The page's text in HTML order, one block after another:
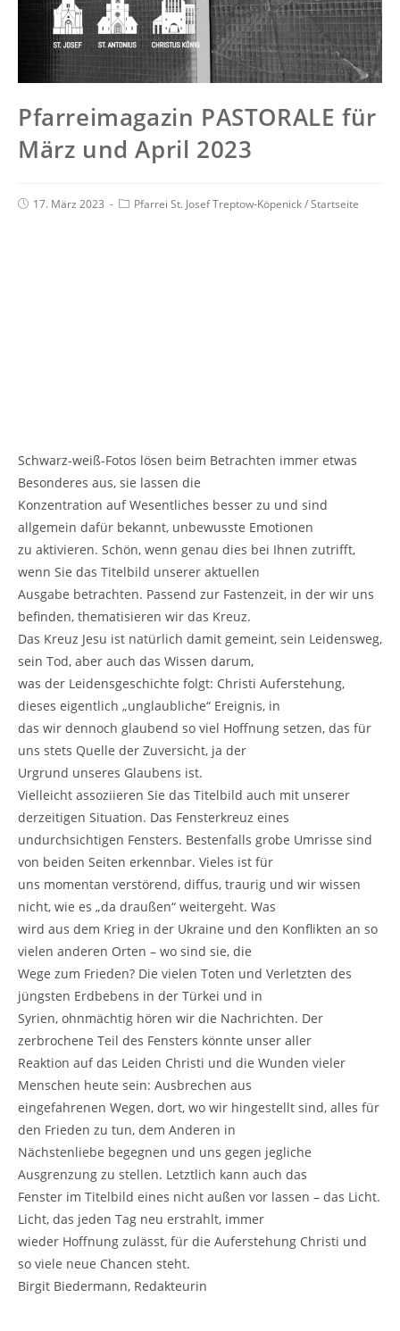
Pfarreimagazin PASTORALE für
März und April 2023
17. März 2023 Pfarrei St. Josef Treptow-Köpenick/Startseite
Schwarz-weiß-Fotos lösen beim Betrachten immer etwas
Besonderes aus, sie lassen die
Konzentration auf Wesentliches besser zu und sind
allgemein dafür bekannt, unbewusste Emotionen
zu aktivieren. Schön, wenn genau dies bei Ihnen zutrifft,
wenn Sie das Titelbild unserer aktuellen
Ausgabe betrachten. Passend zur Fastenzeit, in der wir uns
befinden, thematisieren wir das Kreuz.
Das Kreuz Jesu ist natürlich damit gemeint, sein Leidensweg,
sein Tod, aber auch das Wissen darum,
was der Leidensgeschichte folgt: Christi Auferstehung,
dieses eigentlich „unglaubliche“ Ereignis, in
das wir dennoch glaubend so viel Hoffnung setzen, das für
uns stets Quelle der Zuversicht, ja der
Urgrund unseres Glaubens ist.
Vielleicht assoziieren Sie das Titelbild auch mit unserer
derzeitigen Situation. Das Fensterkreuz eines
undurchsichtigen Fensters. Bestenfalls grobe Umrisse sind
von beiden Seiten erkennbar. Vieles ist für
uns momentan verstörend, diffus, traurig und wir wissen
nicht, wie es „da draußen“ weitergeht. Was
wird aus dem Krieg in der Ukraine und den Konflikten an so
vielen anderen Orten – wo sind sie, die
Wege zum Frieden? Die vielen Toten und Verletzten des
jüngsten Erdbebens in der Türkei und in
Syrien, ohnmächtig hören wir die Nachrichten. Der
zerbrochene Teil des Fensters könnte unser aller
Reaktion auf das Leiden Christi und die Wunden vieler
Menschen heute sein: Ausbrechen aus
eingefahrenen Wegen, dort, wo wir hingestellt sind, alles für
den Frieden zu tun, dem Anderen in
Nächstenliebe begegnen und uns gegen jegliche
Ausgrenzung zu stellen. Letztlich kann auch das
Fenster im Titelbild eines nicht außen vor lassen – das Licht.
Licht, das jeden Tag neu erstrahlt, immer
wieder Hoffnung zulässt, für die Auferstehung Christi und
so viele neue Chancen steht.
Birgit Biedermann, Redakteurin